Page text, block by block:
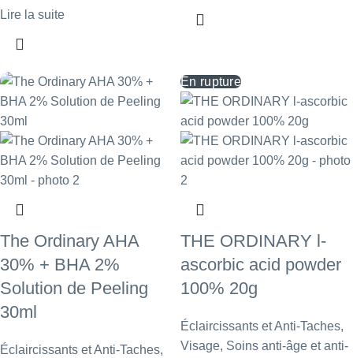
Lire la suite
The Ordinary AHA
30% + BHA 2%
Solution de Peeling
30ml
Éclaircissants et Anti-Taches,
En rupture
THE ORDINARY l-
ascorbic acid powder
100% 20g
Éclaircissants et Anti-Taches,
Visage, Soins anti-âge et anti-